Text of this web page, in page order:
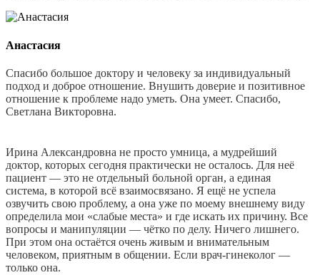
Анастасия
Спасибо большое доктору и человеку за индивидуальный
подход и доброе отношение. Внушить доверие и позитивное
отношение к проблеме надо уметь. Она умеет. Спасибо,
Светлана Викторовна.
Ирина Александровна не просто умница, а мудрейший
доктор, которых сегодня практически не осталось. Для неё
пациент — это не отдельный больной орган, а единая
система, в которой всё взаимосвязано. Я ещё не успела
озвучить свою проблему, а она уже по моему внешнему виду
определила мои «слабые места» и где искать их причину. Все
вопросы и манипуляции — чётко по делу. Ничего лишнего.
При этом она остаётся очень живым и внимательным
человеком, приятным в общении. Если врач-гинеколог —
только она.